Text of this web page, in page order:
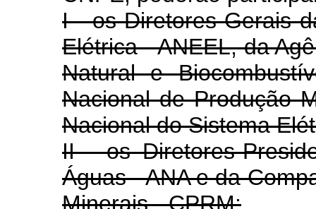
I - os Diretores-Gerais
Elétrica - ANEEL, da
Natural e
Nacional de Produção
Nacional do Sistema
II - os Diretores-
Águas - ANA e da
Minerais - CPRM;